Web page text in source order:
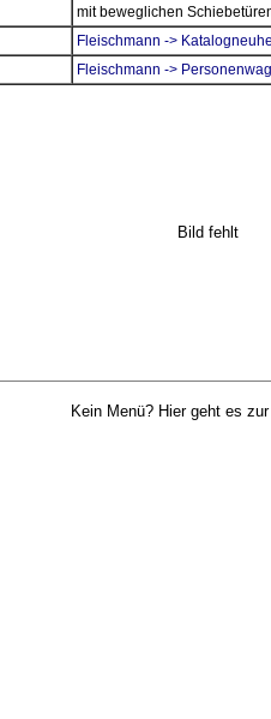
mit beweglichen
Fleischmann ->
Fleischmann ->
Bild fehlt
Kein Menü? Hier geht es zur